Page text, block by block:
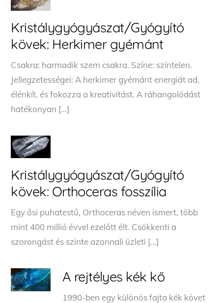
Kristálygyógyászat/Gyógyító
kövek: Herkimer gyémánt
Csakra: harmadik szem csakra. Színe: színtelen.
Jellegzetességei: A herkimer gyémánt energiát ad,
élénkít, és fokozza a kreativitást. A ráhangolódást
hatékonyan […]
Kristálygyógyászat/Gyógyító
kövek: Orthoceras fosszília
Egy ősi puhatestű, Orthoceras néven ismert, több
mint 400 millió évvel ezelőtt élt. Csökkenti a
szorongást és szinte azonnali üzleti […]
A rejtélyes kék kő
1990-ben egy különös fajta kék követ